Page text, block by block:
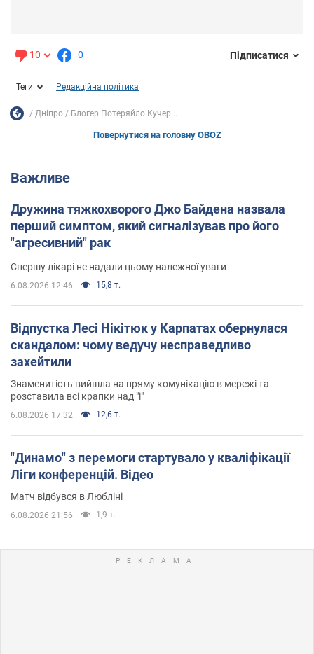
10 0 Підписатися
Теги Редакційна політика
Дніпро Блогер Потеряйло Кучер...
Повернутися на головну OBOZ
Важливе
Дружина тяжкохворого Джо Байдена назвала
перший симптом, який сигналізував про його
"агресивний" рак
Спершу лікарі не надали цьому належної уваги
6.08.2026 12:46 15,8 т.
Відпустка Лесі Нікітюк у Карпатах обернулася
скандалом: чому ведучу несправедливо
захейтили
Знаменитість вийшла на пряму комунікацію в мережі та
розставила всі крапки над "і"
6.08.2026 17:32 12,6 т.
"Динамо" з перемоги стартувало у кваліфікації
Ліги конференцій. Відео
Матч відбувся в Любліні
6.08.2026 21:56 1,9 т.